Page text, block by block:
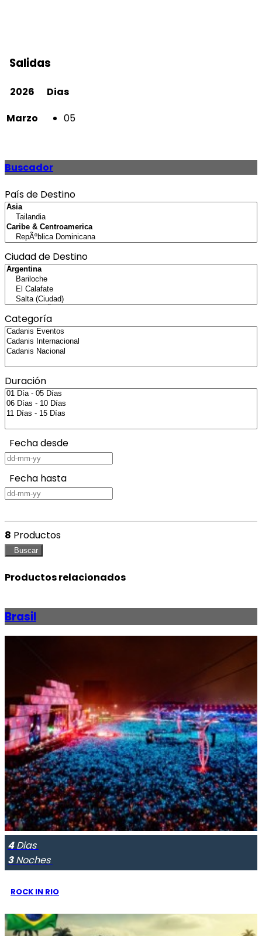
Salidas
2026
Dias
Marzo
05
Buscador
País de Destino
Ciudad de Destino
Categoría
Duración
Fecha desde
Fecha hasta
8 Productos
Buscar
Productos relacionados
Brasil
4Dias
3Noches
ROCK IN RIO